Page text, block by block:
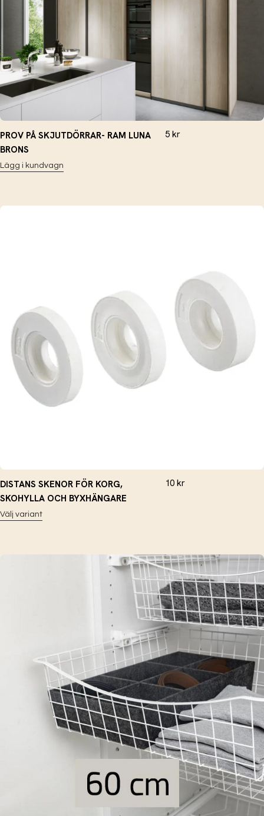
PROV PÅ SKJUTDÖRRAR- RAM LUNA
BRONS
Lägg i kundvagn
5 kr
DISTANS SKENOR FÖR KORG,
SKOHYLLA OCH BYXHÄNGARE
Välj variant
10 kr